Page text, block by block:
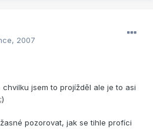
2007
chvilku jsem to projížděl ale je to asi
pozorovat, jak se tihle profíci